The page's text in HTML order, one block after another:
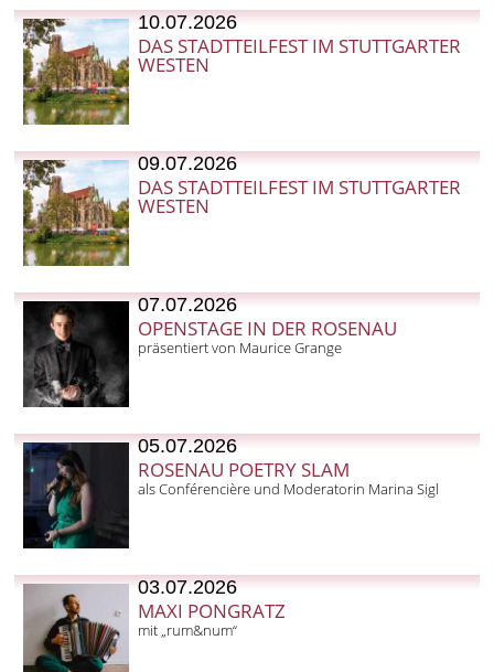
10.07.2026
DAS STADTTEILFEST IM STUTTGARTER
WESTEN
09.07.2026
DAS STADTTEILFEST IM STUTTGARTER
WESTEN
07.07.2026
OPENSTAGE IN DER ROSENAU
präsentiert von Maurice Grange
05.07.2026
ROSENAU POETRY SLAM
als Conférencière und Moderatorin Marina Sigl
03.07.2026
MAXI PONGRATZ
mit „rum&num“